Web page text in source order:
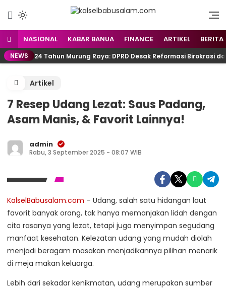
NASIONAL KABAR BANUA FINANCE ARTIKEL BERITA
NEWS 24 Tahun Murung Raya: DPRD Desak Reformasi Birokrasi
Artikel
7 Resep Udang Lezat: Saus Padang,
Asam Manis, & Favorit Lainnya!
admin
Rabu, 3 September 2025 - 08:07 WIB
KalselBabusalam.com – Udang, salah satu hidangan laut
favorit banyak orang, tak hanya memanjakan lidah dengan
cita rasanya yang lezat, tetapi juga menyimpan segudang
manfaat kesehatan. Kelezatan udang yang mudah diolah
menjadi beragam masakan menjadikannya pilihan menarik
di meja makan keluarga.
Lebih dari sekadar kenikmatan, udang merupakan sumber